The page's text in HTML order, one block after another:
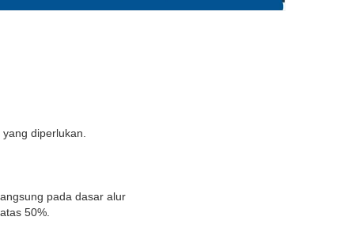
diperlukan.
pada dasar alur
50%.